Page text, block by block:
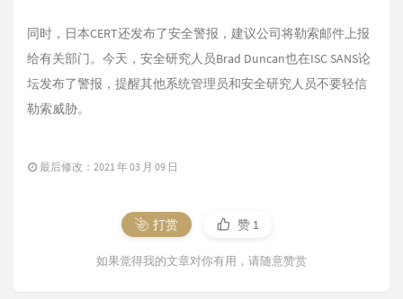
同时，日本CERT还发布了安全警报，建议公司将勒索邮件上报
给有关部门。今天，安全研究人员Brad Duncan也在ISC SANS论
坛发布了警报，提醒其他系统管理员和安全研究人员不要轻信
勒索威胁。
最后修改：2021 年 03 月 09 日
打赏 赞 1
如果觉得我的文章对你有用，请随意赞赏